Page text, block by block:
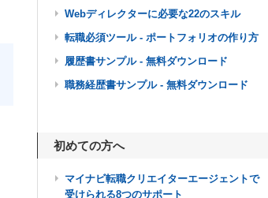
Webディレクターに必要な22のスキル
転職必須ツール - ポートフォリオの作り方
履歴書サンプル - 無料ダウンロード
職務経歴書サンプル - 無料ダウンロード
初めての方へ
マイナビ転職クリエイターエージェントで
受けられる8つのサポート